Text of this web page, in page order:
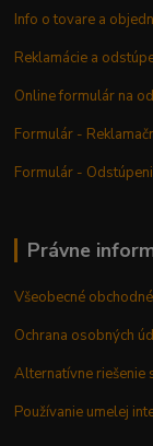
Info o tovare a
Reklamácie a
Online formulár na
Formulár -
Formulár -
Právne
Všeobecné
Ochrana osobných
Alternatívne riešenie
Používanie umelej